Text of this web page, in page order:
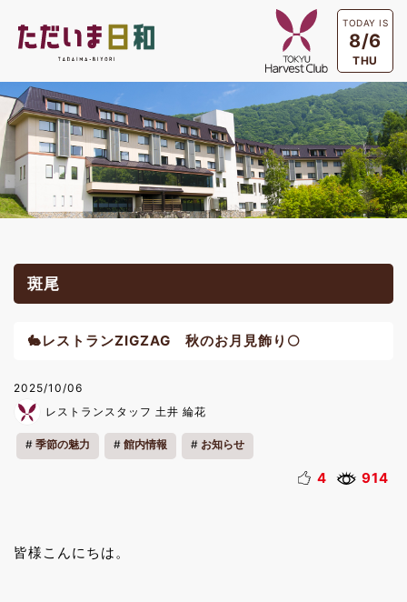
TODAY IS
8/6
THU
斑尾
🐇レストランZIGZAG 秋のお月見飾り🌕
2025/10/06
レストランスタッフ 土井 綸花
季節の魅力 館内情報 お知らせ
4 914
皆様こんにちは。